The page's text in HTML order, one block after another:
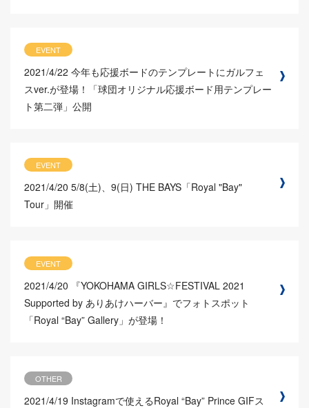
EVENT
2021/4/22 今年も応援ボードのテンプレートにガルフェ
スver.が登場！「球団オリジナル応援ボード用テンプレー
ト第二弾」公開
EVENT
2021/4/20 5/8(土)、9(日) THE BAYS「Royal "Bay"
Tour」開催
EVENT
2021/4/20
『YOKOHAMA GIRLS☆FESTIVAL 2021
Supported by ありあけハーバー』でフォトスポット
「Royal “Bay” Gallery」が登場！
OTHER
2021/4/19 Instagramで使えるRoyal “Bay” Prince GIFス